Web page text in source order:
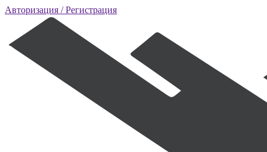
Авторизация / Регистрация